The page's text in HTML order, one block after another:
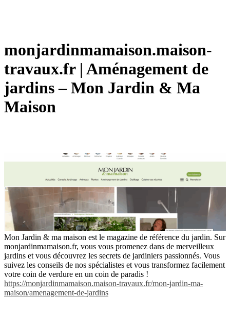
monjardinmamaison.maison-
travaux.fr | Aménagement de
jardins – Mon Jardin & Ma
Maison
Mon Jardin & ma maison est le magazine de référence du jardin. Sur
monjardinmamaison.fr, vous vous promenez dans de merveilleux
jardins et vous découvrez les secrets de jardiniers passionnés. Vous
suivez les conseils de nos spécialistes et vous transformez facilement
votre coin de verdure en un coin de paradis !
https://monjardinmamaison.maison-travaux.fr/mon-jardin-ma-
maison/amenagement-de-jardins